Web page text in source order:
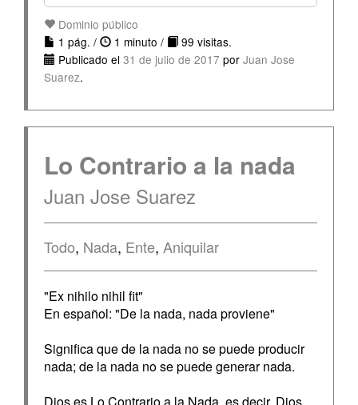
Dominio público
1 pág. /
1 minuto /
99 visitas.
Publicado el 31 de julio de 2017 por Juan Jose
Suarez.
Lo Contrario a la nada
Juan Jose Suarez
Todo, Nada, Ente, Aniquilar
"Ex nihilo nihil fit"
En español: "De la nada, nada proviene"
Significa que de la nada no se puede producir
nada; de la nada no se puede generar nada.